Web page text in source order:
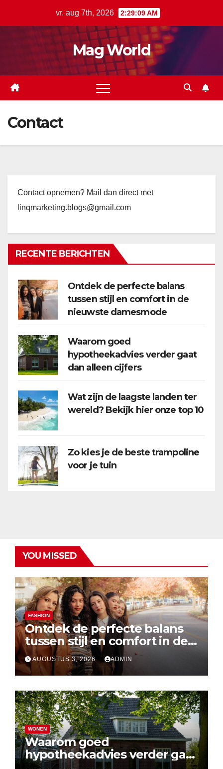
vr. aug 7th, 2026 2:29:09 AM
Mag World
Contact
Contact opnemen? Mail dan direct met
linqmarketing.blogs@gmail.com
RECENTE BERICHTEN
Ontdek de perfecte balans
tussen stijl en comfort in de
nieuwste damesmode
Waarom goed
hypotheekadvies verder gaat
dan alleen cijfers
Wat zijn de laagste landen ter
wereld? Bekijk hier onze top 10
Zo kies je de beste trampoline
voor je tuin
YOU MISSED
FASHION
Ontdek de perfecte balans
tussen stijl en comfort in de
nieuwste damesmode
AUGUSTUS 3, 2026 ADMIN
WONEN
Waarom goed
hypotheekadvies verder gaat